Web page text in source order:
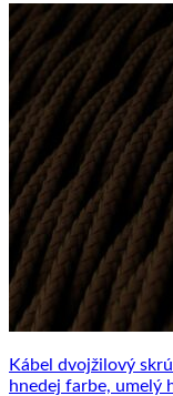
Kábel dvojžilový
hnedej farbe, umelý